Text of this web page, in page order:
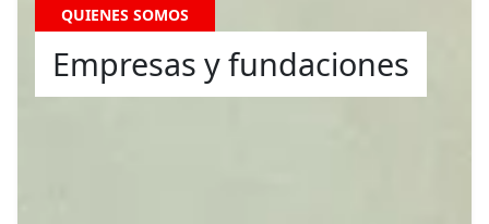
QUIENES SOMOS
Empresas y fundaciones